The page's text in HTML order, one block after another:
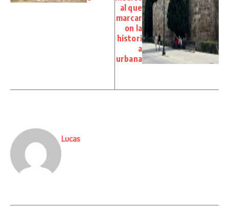
al que
marcar
on la
histori
a
urbana
Lucas